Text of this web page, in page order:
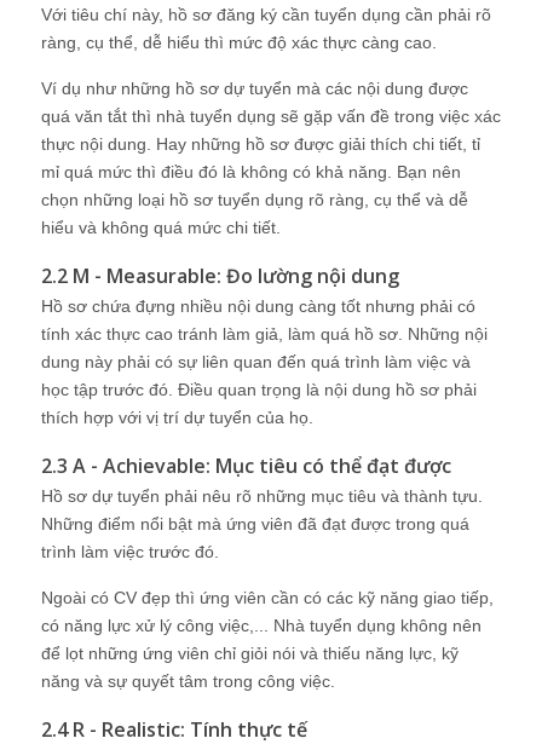
Với tiêu chí này, hồ sơ đăng ký cần tuyển dụng cần phải rõ
ràng, cụ thể, dễ hiểu thì mức độ xác thực càng cao.
Ví dụ như những hồ sơ dự tuyển mà các nội dung được
quá văn tắt thì nhà tuyển dụng sẽ gặp vấn đề trong việc xác
thực nội dung. Hay những hồ sơ được giải thích chi tiết, tỉ
mỉ quá mức thì điều đó là không có khả năng. Bạn nên
chọn những loại hồ sơ tuyển dụng rõ ràng, cụ thể và dễ
hiểu và không quá mức chi tiết.
2.2 M - Measurable: Đo lường nội dung
Hồ sơ chứa đựng nhiều nội dung càng tốt nhưng phải có
tính xác thực cao tránh làm giả, làm quá hồ sơ. Những nội
dung này phải có sự liên quan đến quá trình làm việc và
học tập trước đó. Điều quan trọng là nội dung hồ sơ phải
thích hợp với vị trí dự tuyển của họ.
2.3 A - Achievable: Mục tiêu có thể đạt được
Hồ sơ dự tuyển phải nêu rõ những mục tiêu và thành tựu.
Những điểm nổi bật mà ứng viên đã đạt được trong quá
trình làm việc trước đó.
Ngoài có CV đẹp thì ứng viên cần có các kỹ năng giao tiếp,
có năng lực xử lý công việc,... Nhà tuyển dụng không nên
để lọt những ứng viên chỉ giỏi nói và thiếu năng lực, kỹ
năng và sự quyết tâm trong công việc.
2.4 R - Realistic: Tính thực tế